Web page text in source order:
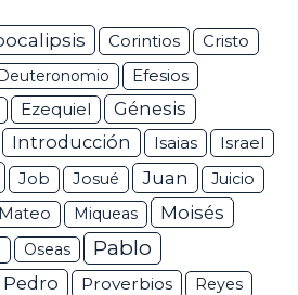
Corintios Cristo
Deuteronomio Efesios
Ezequiel
Génesis
Introducción Isaias Israel
Job Josué Juan
Juicio
Mateo Miqueas Moisés
Oseas Pablo
Pedro Proverbios Reyes